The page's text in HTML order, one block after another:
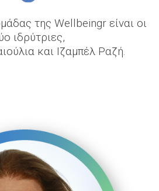
της Wellbeingr είναι οι
ιδρύτριες,
και Ιζαμπέλ Ραζή.